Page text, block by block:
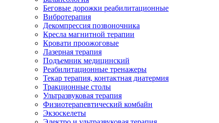
Беговые дорожки реабилитационные
Вибротерапия
Декомпрессия позвоночника
Кресла магнитной терапии
Кровати проожоговые
Лазерная терапия
Подъемник медицинский
Реабилитационные тренажеры
Текар терапия, контактная диатермия
Тракционные столы
Ультразвуковая терапия
Физиотерапевтический комбайн
Экзоскелеты